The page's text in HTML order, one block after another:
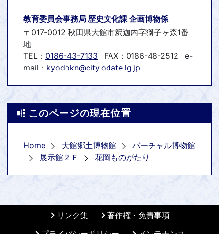
教育委員会事務局 歴史文化課 企画博物係
〒017-0012 秋田県大館市釈迦内字獅子ヶ森1番
地
TEL： 0186-43-7133 FAX：0186-48-2512
e-
mail： kyodokn@city.odate.lg.jp
このページの現在位置
Home 大館郷土博物館
バーチャル博物館
展示館２Ｆ
花岡ものがたり
リンク集
著作権・免責事項